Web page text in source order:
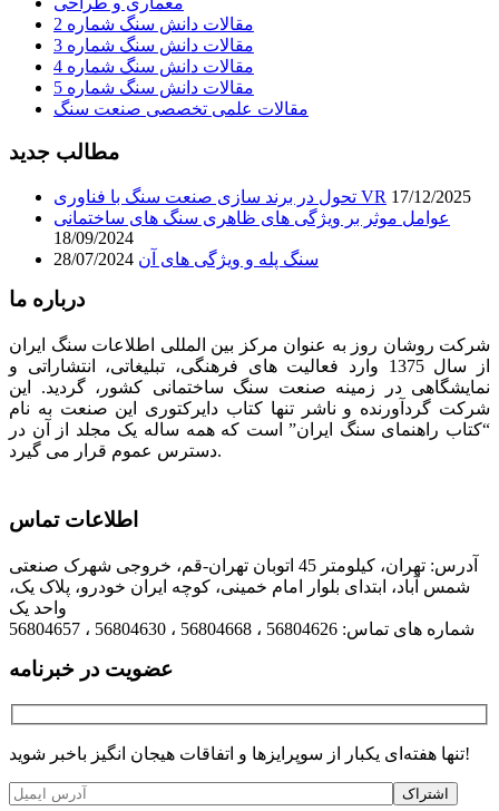
مقالات دانش سنگ شماره 2
مقالات دانش سنگ شماره 3
مقالات دانش سنگ شماره 4
مقالات دانش سنگ شماره 5
مقالات علمی تخصصی صنعت سنگ
مطالب جدید
تحول در برند سازی صنعت سنگ با فناوری VR 17/12/2025
عوامل موثر بر ویژگی های ظاهری سنگ های ساختمانی
18/09/2024
سنگ پله و ویژگی های آن 28/07/2024
درباره ما
شرکت روشان روز به عنوان مرکز بین المللی اطلاعات سنگ ایران
از سال 1375 وارد فعالیت های فرهنگی، تبلیغاتی، انتشاراتی و
نمایشگاهی در زمینه صنعت سنگ ساختمانی کشور، گردید. این
شرکت گردآورنده و ناشر تنها کتاب دایرکتوری این صنعت به نام
“کتاب راهنمای سنگ ایران” است که همه ساله یک مجلد از آن در
دسترس عموم قرار می گیرد.
اطلاعات تماس
آدرس: تهران، کیلومتر 45 اتوبان تهران-قم، خروجی شهرک صنعتی
شمس آباد، ابتدای بلوار امام خمینی، کوچه ایران خودرو، پلاک یک،
واحد یک
شماره های تماس: 56804626 ، 56804668 ، 56804630 ، 56804657
عضویت در خبرنامه
تنها هفته‌ای یکبار از سوپرایزها و اتفاقات هیجان انگیز باخبر شوید!
اشتراک